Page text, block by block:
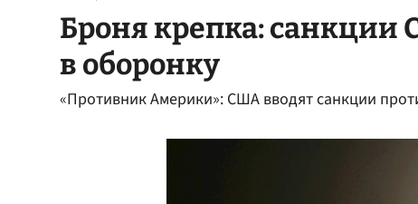
Броня крепка: санкции
в оборонку
«Противник Америки»: США вводят санкции